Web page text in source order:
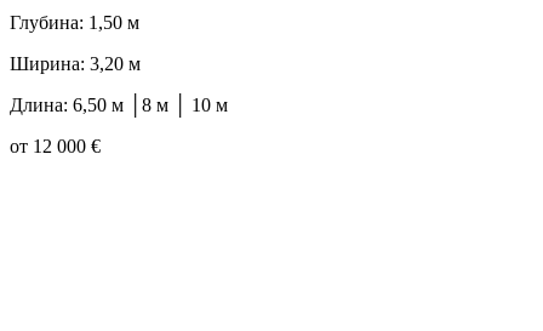
Глубина: 1,50 м
Ширина: 3,20 м
Длина: 6,50 м │8 м │ 10 м
от 12 000 €